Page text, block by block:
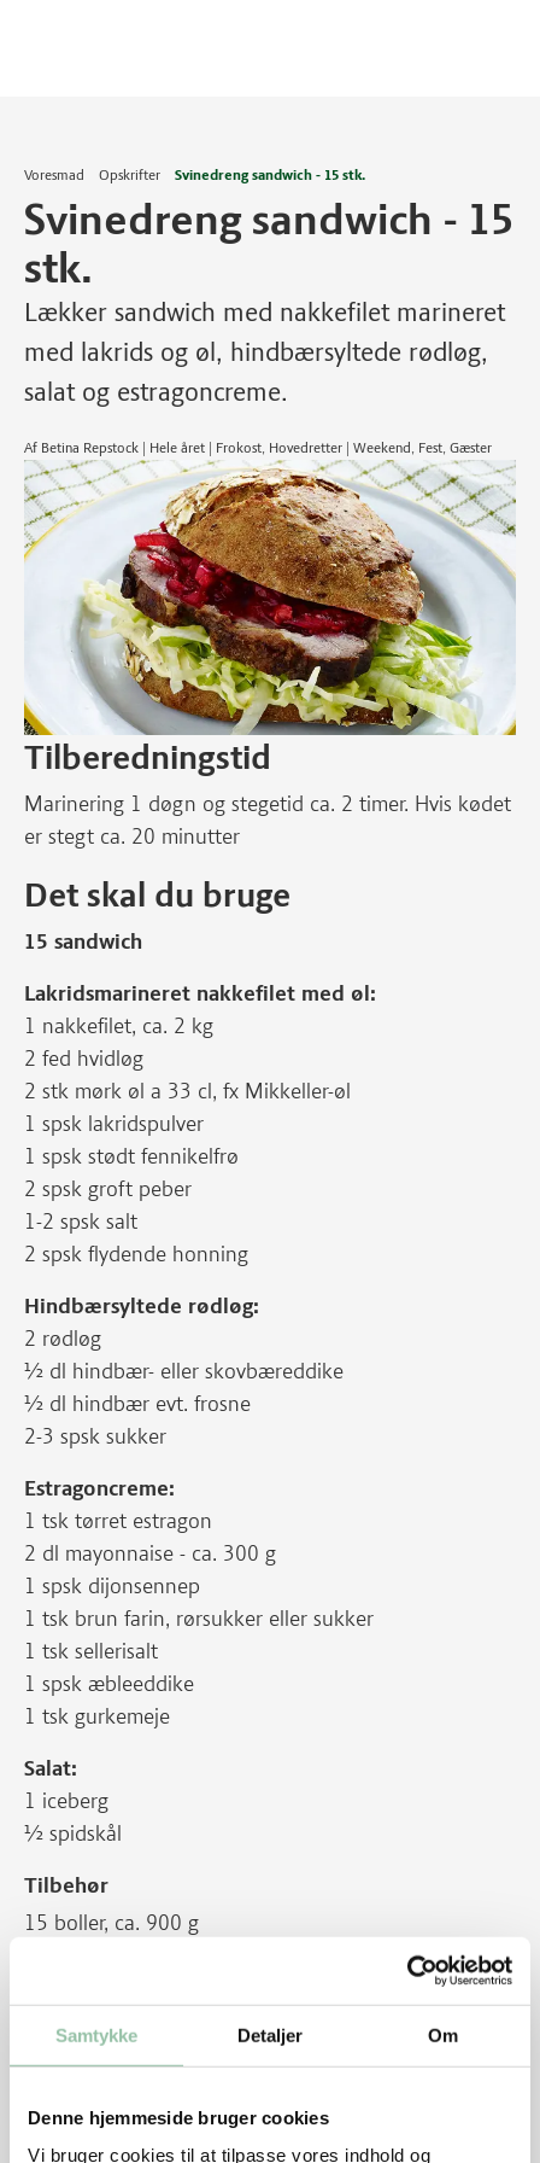
Samtykke Detaljer Om
Denne hjemmeside bruger cookies
Vi bruger cookies til at tilpasse vores indhold og
Voresmad Opskrifter Svinedreng sandwich - 15 stk.
Svinedreng sandwich - 15
stk.
Lækker sandwich med nakkefilet marineret
med lakrids og øl, hindbærsyltede rødløg,
salat og estragoncreme.
Af Betina Repstock | Hele året | Frokost, Hovedretter | Weekend, Fest, Gæster
Tilberedningstid
Marinering 1 døgn og stegetid ca. 2 timer. Hvis kødet
er stegt ca. 20 minutter
Det skal du bruge
15 sandwich
Lakridsmarineret nakkefilet med øl:
1 nakkefilet, ca. 2 kg
2 fed hvidløg
2 stk mørk øl a 33 cl, fx Mikkeller-øl
1 spsk lakridspulver
1 spsk stødt fennikelfrø
2 spsk groft peber
1-2 spsk salt
2 spsk flydende honning
Hindbærsyltede rødløg:
2 rødløg
½ dl hindbær- eller skovbæreddike
½ dl hindbær evt. frosne
2-3 spsk sukker
Estragoncreme:
1 tsk tørret estragon
2 dl mayonnaise - ca. 300 g
1 spsk dijonsennep
1 tsk brun farin, rørsukker eller sukker
1 tsk sellerisalt
1 spsk æbleeddike
1 tsk gurkemeje
Salat:
1 iceberg
½ spidskål
Tilbehør
15 boller, ca. 900 g
Fjern synlig fedt fra kødet.
Læg kødet i et dybt ovnfast fad eller i en stor
lakrids, stødt fennikelfrø, peber, salt og honning.